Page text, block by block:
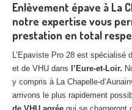
Enlèvement épave à La
notre expertise vous
prestation en total
L’Epaviste Pro 28 est spécialisé
et de VHU dans
l’Eure-et-Loir.
y compris à La Chapelle-
arrivons le plus rapidement